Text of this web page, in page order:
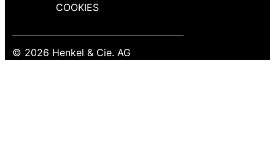
COOKIES
© 2026 Henkel & Cie. AG